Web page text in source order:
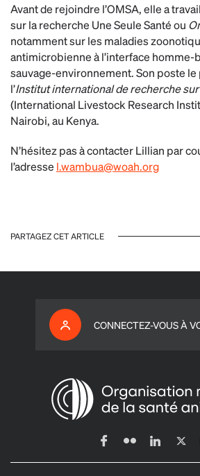
Avant de rejoindre l’OMSA, elle a
sur la recherche Une Seule Santé ou
notamment sur les maladies
antimicrobienne à l’interface homme-
sauvage-environnement. Son poste
l’Institut international de recherche sur
(International Livestock Research
Nairobi, au Kenya.
N’hésitez pas à contacter Lillian par
l’adresse l.wambua@woah.org
PARTAGEZ CET ARTICLE
CONNECTEZ-VOUS À